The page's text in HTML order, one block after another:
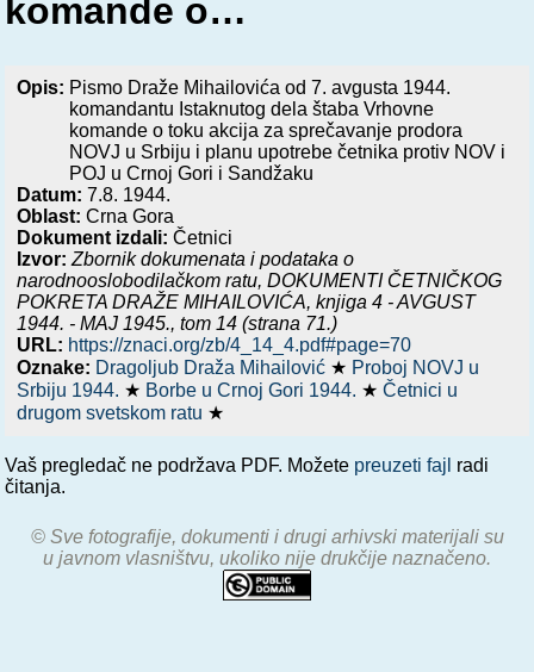
komande o…
Opis: Pismo Draže Mihailovića od 7. avgusta 1944.
komandantu Istaknutog dela štaba Vrhovne
komande o toku akcija za sprečavanje prodora
NOVJ u Srbiju i planu upotrebe četnika protiv NOV i
POJ u Crnoj Gori i Sandžaku
Datum:7.8. 1944.
Oblast: Crna Gora
Dokument izdali: Četnici
Izvor: Zbornik dokumenata i podataka o
narodnooslobodilačkom ratu,DOKUMENTI ČETNIČKOG
POKRETA DRAŽE MIHAILOVIĆA, knjiga 4 - AVGUST
1944. - MAJ 1945., tom 14 (strana 71.)
URL: https://znaci.org/zb/4_14_4.pdf#page=70
Oznake: Dragoljub Draža Mihailović ★ Proboj NOVJ u
Srbiju 1944. ★ Borbe u Crnoj Gori 1944. ★Četnici u
drugom svetskom ratu ★
Vaš pregledač ne podržava PDF. Možete preuzeti fajl radi
čitanja.
© Sve fotografije, dokumenti i drugi arhivski materijali su
u javnom vlasništvu, ukoliko nije drukčije naznačeno.